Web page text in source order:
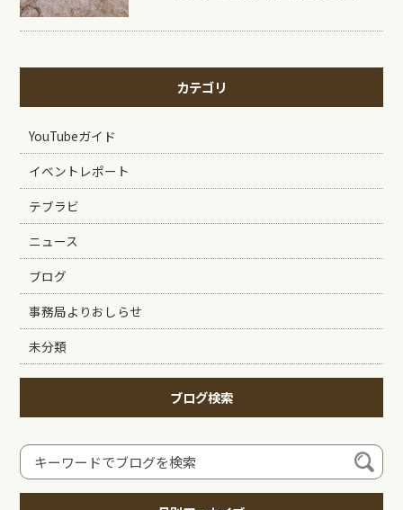
カテゴリ
YouTubeガイド
イベントレポート
テブラビ
ニュース
ブログ
事務局よりおしらせ
未分類
ブログ検索